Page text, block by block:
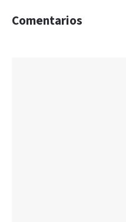
Comentarios